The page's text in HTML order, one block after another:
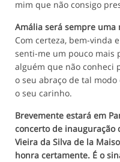
mim que não consigo
Amália será sempre uma
Com certeza, bem-vinda
senti-me um pouco mais
alguém que não conheci
o seu abraço de tal
o seu carinho.
Brevemente estará em
concerto de inauguração
Vieira da Silva de la
honra certamente. É o